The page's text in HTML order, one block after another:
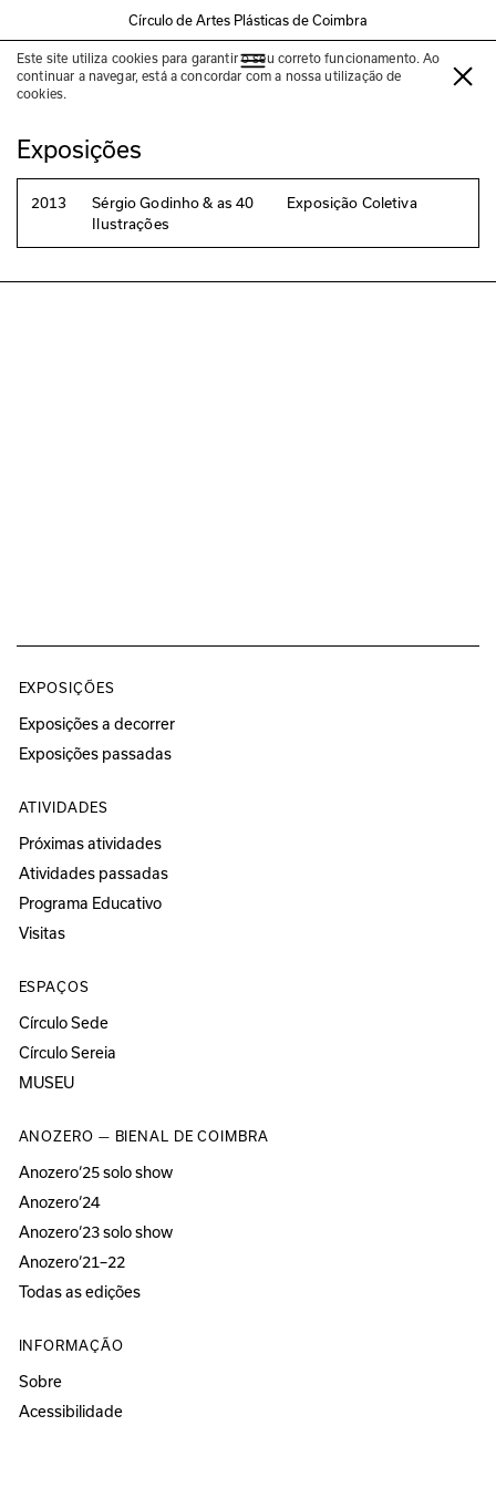
Círculo de Artes Plásticas de Coimbra
Este site utiliza cookies para garantir o seu correto funcionamento. Ao
continuar a navegar, está a concordar com a nossa utilização de
cookies.
Pedro Nora
Exposições
2013
Sérgio Godinho & as 40
Ilustrações
Exposição Coletiva
EXPOSIÇÕES
Exposições a decorrer
Exposições passadas
ATIVIDADES
Próximas atividades
Atividades passadas
Programa Educativo
Visitas
ESPAÇOS
Círculo Sede
Círculo Sereia
MUSEU
ANOZERO — BIENAL DE COIMBRA
Anozero‘25 solo show
Anozero‘24
Anozero‘23 solo show
Anozero‘21–22
Todas as edições
INFORMAÇÃO
Sobre
Acessibilidade